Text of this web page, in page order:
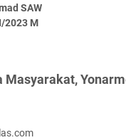
SAW
2023 M